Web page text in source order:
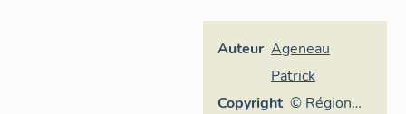
Auteur Ageneau
Patrick
Copyright © Région